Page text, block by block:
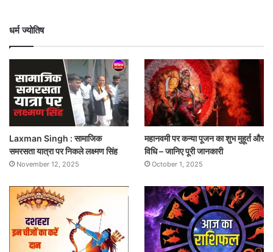
धर्म ज्योतिष
Laxman Singh : सामाजिक
समरसता यात्रा पर निकले लक्ष्मण सिंह
November 12, 2025
महानवमी पर कन्या पूजन का शुभ मुहूर्त और
विधि – जानिए पूरी जानकारी
October 1, 2025